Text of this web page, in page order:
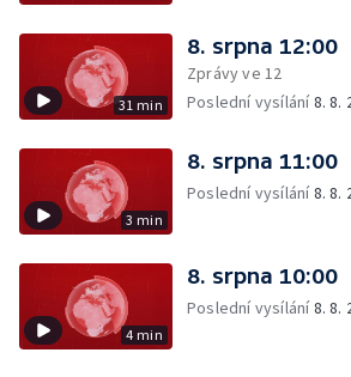
31 min
8. srpna 12:00
Zprávy ve 12
Poslední vysílání8. 8.
3 min
8. srpna 11:00
Poslední vysílání8. 8.
4 min
8. srpna 10:00
Poslední vysílání8. 8.